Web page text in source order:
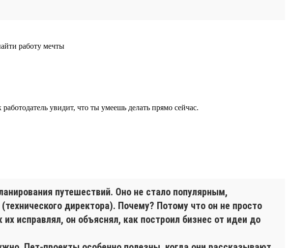
увидит, что ты умеешь делать прямо сейчас.
путешествий. Оно не стало популярным,
директора). Почему? Потому что он не просто
исправлял, он объяснял, как построил бизнес от идеи до